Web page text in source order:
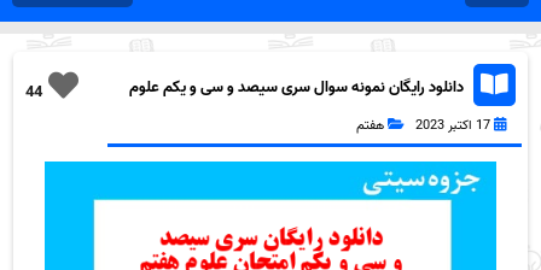
44
دانلود رایگان نمونه سوال سری سیصد و سی و یکم علوم
هفتم به همراه pdf
17 اکتبر 2023 هفتم